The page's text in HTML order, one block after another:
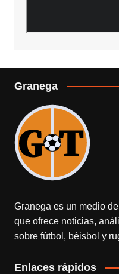
Granega
Granega es un medio
que ofrece noticias,
sobre fútbol, béisbol y
Enlaces rápidos